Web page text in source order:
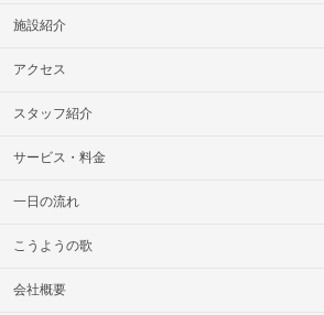
施設紹介
アクセス
スタッフ紹介
サービス・料金
一日の流れ
こうようの歌
会社概要